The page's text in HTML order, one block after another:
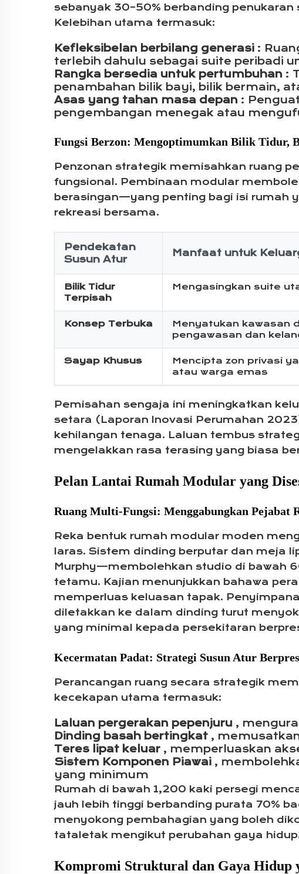
sebanyak 30–50% berbanding
Kelebihan utama termasuk:
Kefleksibelan berbilang generasi :
terlebih dahulu sebagai suite peribadi
Rangka bersedia untuk pertumbuhan :
penambahan bilik bayi, bilik bermain,
Asas yang tahan masa depan :
pengembangan menegak atau
Fungsi Berzon: Mengoptimumkan Bilik Tidur,
Penzonan strategik memisahkan ruang
fungsional. Pembinaan modular
berasingan—yang penting bagi isi rumah
rekreasi bersama.
Pendekatan
Susun Atur
Manfaat untuk
Bilik Tidur
Terpisah
Mengasingkan suite
Konsep Terbuka
Menyatukan kawasan
pengawasan dan
Sayap Khusus
Mencipta zon privasi
atau warga emas
Pemisahan sengaja ini meningkatkan
setara (Laporan Inovasi Perumahan
kehilangan tenaga. Laluan tembus
mengelakkan rasa terasing yang biasa
Pelan Lantai Rumah Modular yang
Ruang Multi-Fungsi: Menggabungkan Pejabat
Reka bentuk rumah modular moden
laras. Sistem dinding berputar dan meja
Murphy—membolehkan studio di bawah
tetamu. Kajian menunjukkan bahawa
memperluas keluasan tapak.
diletakkan ke dalam dinding turut
yang minimal kepada persekitaran
Kecermatan Padat: Strategi Susun Atur
Perancangan ruang secara strategik
kecekapan utama termasuk:
Laluan pergerakan pepenjuru ,
Dinding basah bertingkat ,
Teres lipat keluar , memperluaskan
Sistem Komponen Piawai ,
yang minimum
Rumah di bawah 1,200 kaki persegi
jauh lebih tinggi berbanding purata 70%
menyokong pembahagian yang boleh
tataletak mengikut perubahan gaya
Kompromi Struktural dan Gaya Hidup